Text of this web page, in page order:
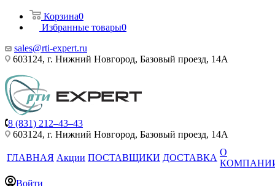
Корзина0
Избранные товары0
sales@rti-expert.ru
603124, г. Нижний Новгород, Базовый проезд, 14А
8 (831) 212–43–43
603124, г. Нижний Новгород, Базовый проезд, 14А
ГЛАВНАЯ Акции ПОСТАВЩИКИ ДОСТАВКА
О
Войти